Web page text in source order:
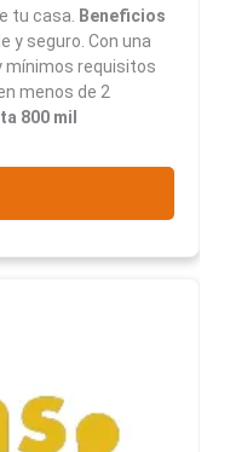
tu casa. Beneficios
y seguro. Con una
mínimos requisitos
menos de 2
800 mil